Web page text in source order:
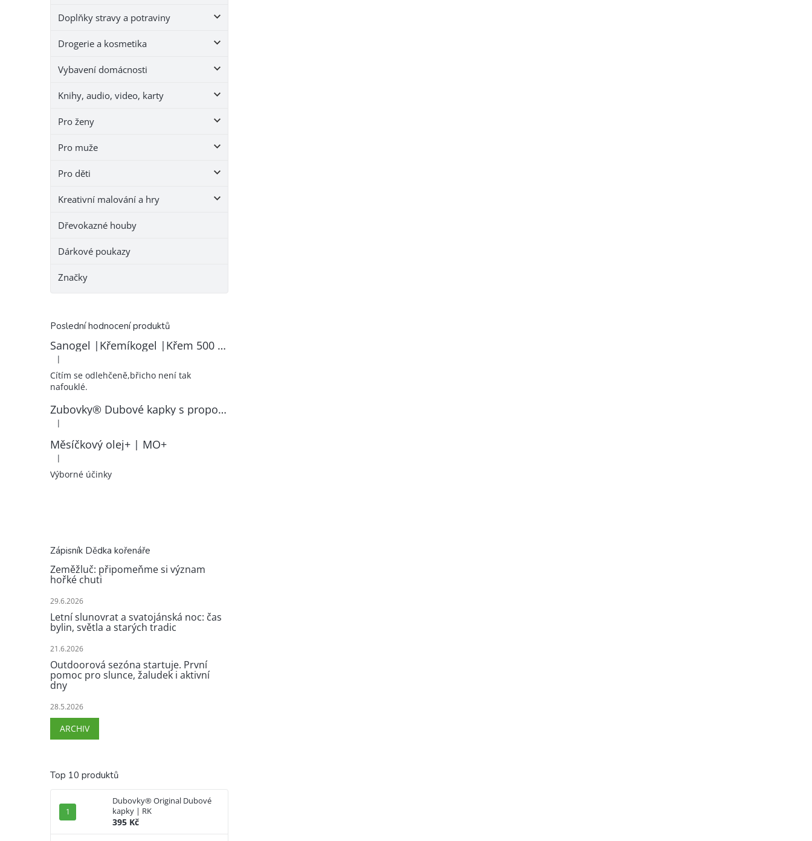
Doplňky stravy a potraviny
Drogerie a kosmetika
Vybavení domácnosti
Knihy, audio, video, karty
Pro ženy
Pro muže
Pro děti
Kreativní malování a hry
Dřevokazné houby
Dárkové poukazy
Značky
Poslední hodnocení produktů
Sanogel |Křemíkogel |Křem 500 ml
Hodnocení produktu je 5 z 5 hvězdiček.
|
Cítím se odlehčeně,břicho není tak
nafouklé.
Zubovky® Dubové kapky s propolisem | RK–ZP
Hodnocení produktu je 5 z 5 hvězdiček.
|
Měsíčkový olej+ | MO+
Hodnocení produktu je 5 z 5 hvězdiček.
|
Výborné účinky
Zápisník Dědka kořenáře
Zeměžluč: připomeňme si význam
hořké chuti
29.6.2026
Letní slunovrat a svatojánská noc: čas
bylin, světla a starých tradic
21.6.2026
Outdoorová sezóna startuje. První
pomoc pro slunce, žaludek i aktivní
dny
28.5.2026
ARCHIV
Top 10 produktů
Dubovky® Original Dubové
kapky | RK
395 Kč